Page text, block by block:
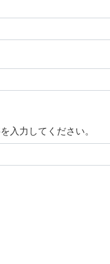
入力してください。